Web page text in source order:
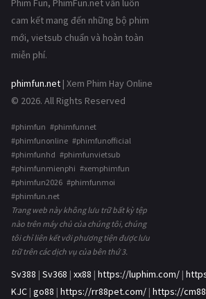
Phim Fun, PhimFun.net vẫn luôn
cam kết mang đến những bộ phim
mới, vietsub chuẩn và hoàn toàn
miễn phí.
phimfun.net | Xem Phim Hay Online
© 2026. All Rights Reserved
#phimfun #phimfunnet
#phimfunonline #phimfunofficial
#phimfunhd #phimfunvietsub
#phimfunmienphi #xemphimfun
#phimfun2026 #phimfunmoi
#phimfun.net
Trang web này không lưu trữ bất kỳ tệp
nào trên máy chủ của chúng tôi, chúng
tôi chỉ liên kết với phương tiện được lưu
trữ trên các dịch vụ của bên thứ 3.
Sv388 | Sv368 | xx88 | https://luphim.com/ |
KJC | go88 | https://rr88pet.com/ | https://